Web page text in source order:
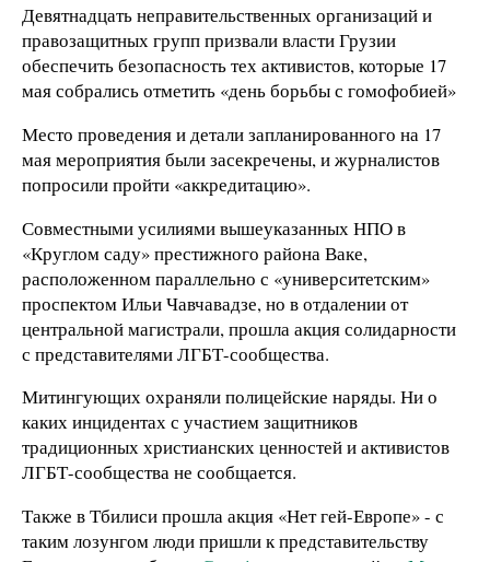
Девятнадцать неправительственных организаций и
правозащитных групп призвали власти Грузии
обеспечить безопасность тех активистов, которые 17
мая собрались отметить «день борьбы с гомофобией»
Место проведения и детали запланированного на 17
мая мероприятия были засекречены, и журналистов
попросили пройти «аккредитацию».
Совместными усилиями вышеуказанных НПО в
«Круглом саду» престижного района Ваке,
расположенном параллельно с «университетским»
проспектом Ильи Чавчавадзе, но в отдалении от
центральной магистрали, прошла акция солидарности
с представителями ЛГБТ-сообщества.
Митингующих охраняли полицейские наряды. Ни о
каких инцидентах с участием защитников
традиционных христианских ценностей и активистов
ЛГБТ-сообщества не сообщается.
Также в Тбилиси прошла акция «Нет гей-Европе» - с
таким лозунгом люди пришли к представительству